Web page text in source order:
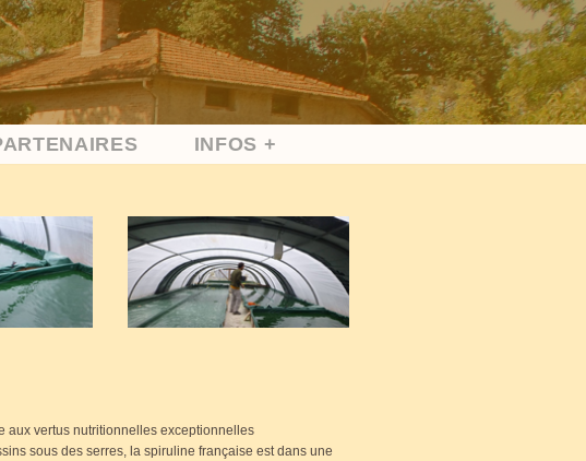
INFOS +
aux vertus nutritionnelles exceptionnelles
sous des serres, la spiruline française est dans une